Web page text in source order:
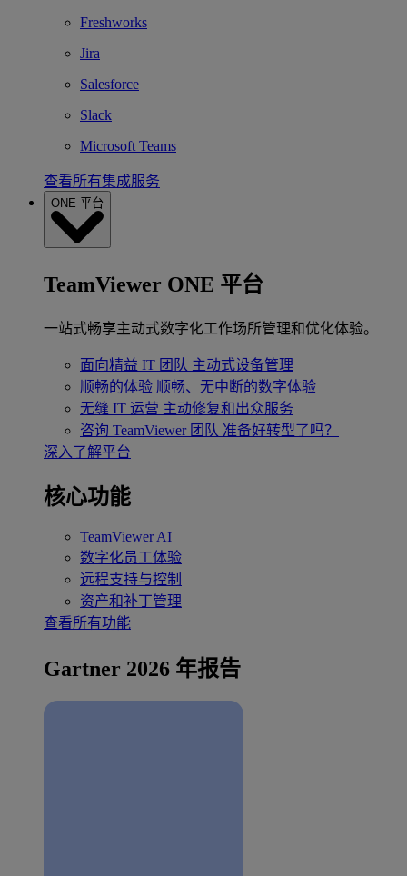
Freshworks
Jira
Salesforce
Slack
Microsoft Teams
查看所有集成服务
ONE 平台
TeamViewer ONE 平台
一站式畅享主动式数字化工作场所管理和优化体验。
面向精益 IT 团队 主动式设备管理
顺畅的体验 顺畅、无中断的数字体验
无缝 IT 运营 主动修复和出众服务
咨询 TeamViewer 团队 准备好转型了吗？
深入了解平台
核心功能
TeamViewer AI
数字化员工体验
远程支持与控制
资产和补丁管理
查看所有功能
Gartner 2026 年报告